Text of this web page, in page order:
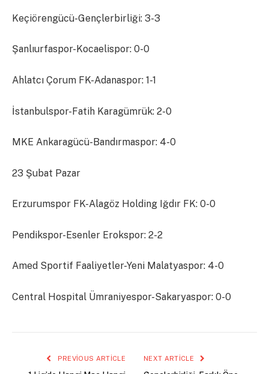
Keçiörengücü-Gençlerbirliği: 3-3
Şanlıurfaspor-Kocaelispor: 0-0
Ahlatcı Çorum FK-Adanaspor: 1-1
İstanbulspor-Fatih Karagümrük: 2-0
MKE Ankaragücü-Bandırmaspor: 4-0
23 Şubat Pazar
Erzurumspor FK-Alagöz Holding Iğdır FK: 0-0
Pendikspor-Esenler Erokspor: 2-2
Amed Sportif Faaliyetler-Yeni Malatyaspor: 4-0
Central Hospital Ümraniyespor-Sakaryaspor: 0-0
PREVIOUS ARTICLE NEXT ARTICLE